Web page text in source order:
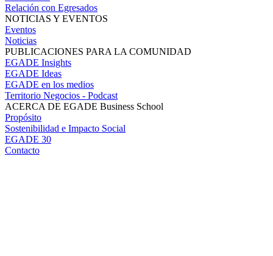
Relación con Egresados
NOTICIAS Y EVENTOS
Eventos
Noticias
PUBLICACIONES PARA LA COMUNIDAD
EGADE Insights
EGADE Ideas
EGADE en los medios
Territorio Negocios - Podcast
ACERCA DE EGADE Business School
Propósito
Sostenibilidad e Impacto Social
EGADE 30
Contacto